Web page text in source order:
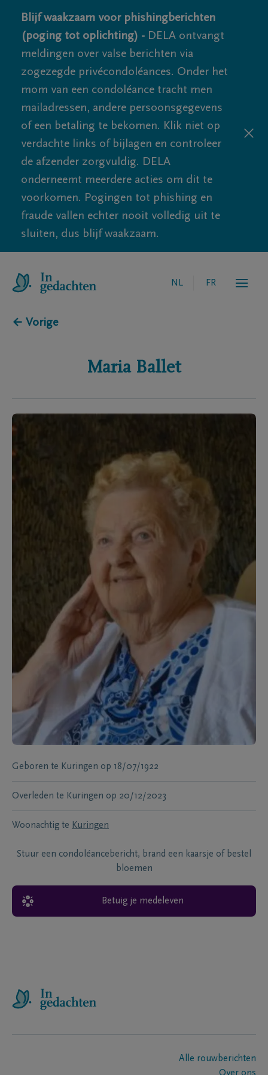
Blijf waakzaam voor phishingberichten
(poging tot oplichting) - DELA ontvangt
meldingen over valse berichten via
zogezegde privécondoléances. Onder het
mom van een condoléance tracht men
mailadressen, andere persoonsgegevens
of een betaling te bekomen. Klik niet op
verdachte links of bijlagen en controleer
de afzender zorgvuldig. DELA
onderneemt meerdere acties om dit te
voorkomen. Pogingen tot phishing en
fraude vallen echter nooit volledig uit te
sluiten, dus blijf waakzaam.
NL FR
← Vorige
Maria Ballet
Geboren te Kuringen op 18/07/1922
Overleden te Kuringen op 20/12/2023
Woonachtig te Kuringen
Stuur een condoléancebericht, brand een kaarsje of bestel
bloemen
Betuig je medeleven
Alle rouwberichten